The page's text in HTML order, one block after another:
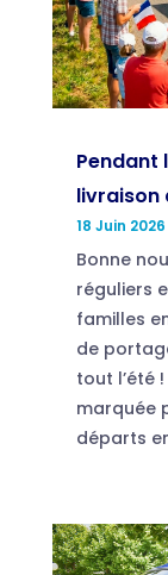
Pendant
livraison
18 Juin 2026
Bonne
réguliers
familles
de
tout l’été
marquée
départs